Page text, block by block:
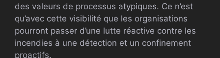
des valeurs de processus atypiques. Ce n’est
qu’avec cette visibilité que les organisations
pourront passer d’une lutte réactive contre les
incendies à une détection et un confinement
proactifs.